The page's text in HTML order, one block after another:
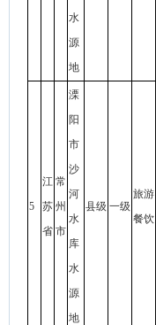
水
源
地
5
江
苏
省
常
州
市
溧
阳
市
沙
河
水
库
水
源
地
县级 一级
旅游
餐饮